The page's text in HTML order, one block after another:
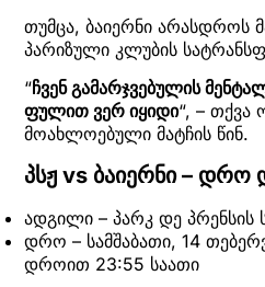
თუმცა, ბაიერნი არასდროს
პარიზული კლუბის
“ჩვენ გამარჯვებულის
ფულით ვერ იყიდი“, – თქვა
მოახლოებული მატჩის წინ.
პსჟ vs ბაიერნი – დრო
ადგილი – პარკ დე პრენსის
დრო – სამშაბათი, 14
დროით 23:55 საათი